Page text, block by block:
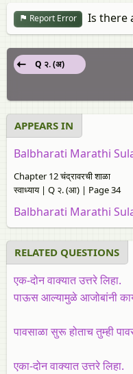
Report Error Is there
Q २. (अ)
APPEARS IN
Balbharati Marathi
Chapter 12 चंद्रावरची शाळा
स्वाध्याय | Q २. (आ) | Page 34
Balbharati Marathi
RELATED QUESTIONS
एक-दोन वाक्यात उत्तरे लिहा.
पाऊस आल्यामुळे आजोबांनी
पावसाळा सुरू होताच तुम्ही
एका-दोन वाक्यात उत्तरे लिहा.